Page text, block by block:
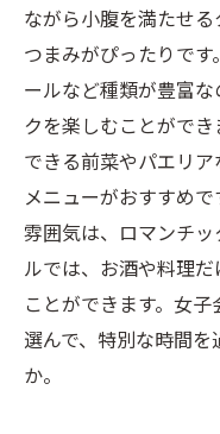
ながら小腹を満たせ
つまみがぴったりで
ールなど種類が豊富
クを楽しむことがで
できる前菜やパエリ
メニューがおすすめ
雰囲気は、ロマンチ
ルでは、お酒や料理
ことができます。女
選んで、特別な時間
か。